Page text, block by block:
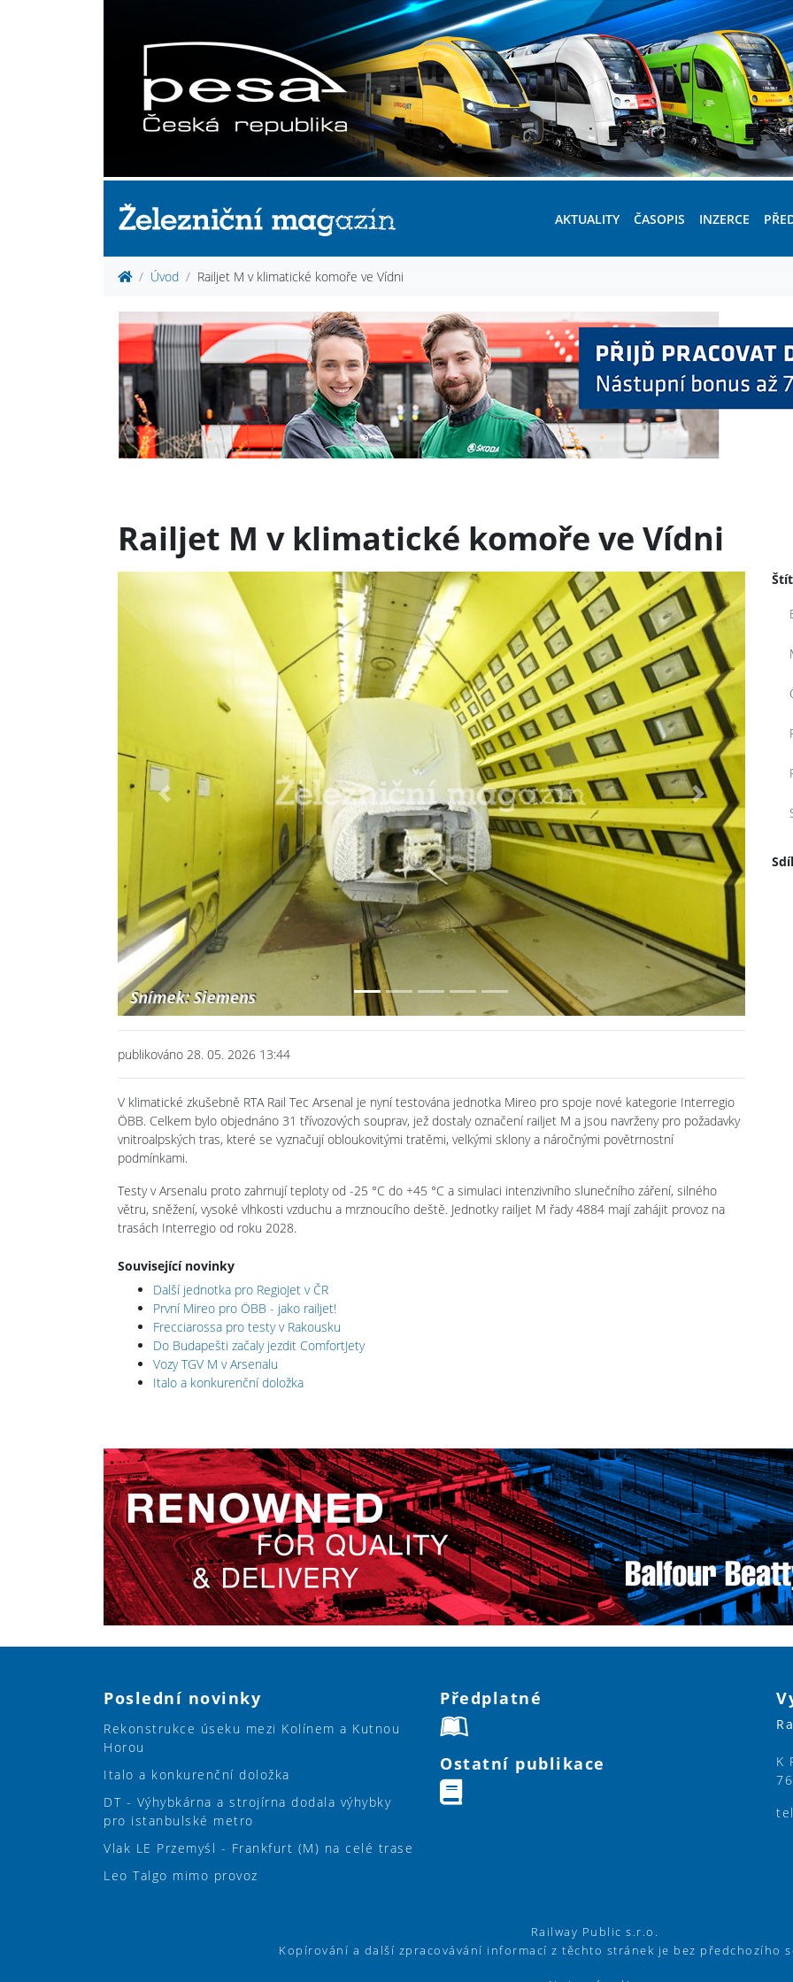
AKTUALITY ČASOPIS INZERCE
Úvod Railjet M v klimatické komoře ve Vídni
Railjet M v klimatické komoře ve Vídni
Previous Next
publikováno 28. 05. 2026 13:44
V klimatické zkušebně RTA Rail Tec Arsenal je nyní testována jednotka Mireo pro spoje nové kategorie Interregio
ÖBB. Celkem bylo objednáno 31 třívozových souprav, jež dostaly označení railjet M a jsou navrženy pro požadavky
vnitroalpských tras, které se vyznačují obloukovitými tratěmi, velkými sklony a náročnými povětrnostní
podmínkami.
Testy v Arsenalu proto zahrnují teploty od -25 °C do +45 °C a simulaci intenzivního slunečního záření, silného
větru, sněžení, vysoké vlhkosti vzduchu a mrznoucího deště. Jednotky railjet M řady 4884 mají zahájit provoz na
trasách Interregio od roku 2028.
Související novinky
Další jednotka pro RegioJet v ČR
První Mireo pro ÖBB - jako railjet!
Frecciarossa pro testy v Rakousku
Do Budapešti začaly jezdit ComfortJety
Vozy TGV M v Arsenalu
Italo a konkurenční doložka
Poslední novinky
Rekonstrukce úseku mezi Kolínem a Kutnou
Horou
Italo a konkurenční doložka
DT - Výhybkárna a strojírna dodala výhybky
pro istanbulské metro
Vlak LE Przemyśl - Frankfurt (M) na celé trase
Leo Talgo mimo provoz
Předplatné
Ostatní publikace
K
Railway Public s.r.o.
Kopírování a další zpracovávání informací z těchto stránek je bez předchozího